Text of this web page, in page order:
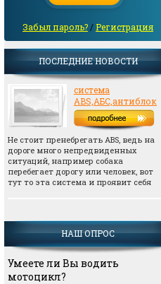
Забыл пароль? /Регистрация
ПОСЛЕДНИЕ НОВОСТИ
система
ABS,АБС,антиблок
Не стоит пренебрегать АВS, ведь на
дороге много непредвиденных
ситуаций, например собака
перебегает дорогу или человек, вот
тут то эта система и проявит себя
НАШ ОПРОС
Умеете ли Вы водить
мотоцикл?